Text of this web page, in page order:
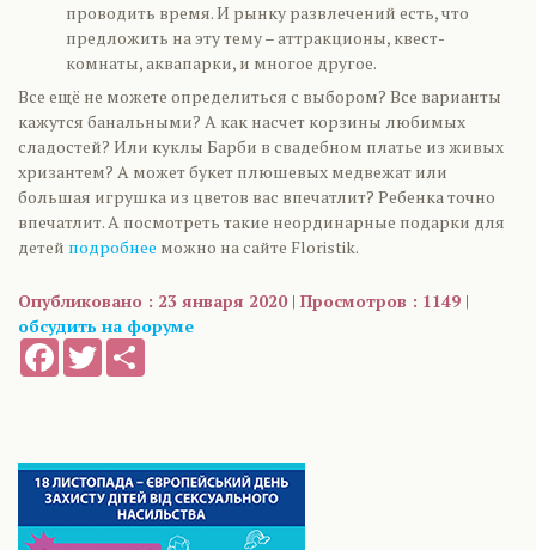
проводить время. И рынку развлечений есть, что
предложить на эту тему – аттракционы, квест-
комнаты, аквапарки, и многое другое.
Все ещё не можете определиться с выбором? Все варианты
кажутся банальными? А как насчет корзины любимых
сладостей? Или куклы Барби в свадебном платье из живых
хризантем? А может букет плюшевых медвежат или
большая игрушка из цветов вас впечатлит? Ребенка точно
впечатлит. А посмотреть такие неординарные подарки для
детей подробнее можно на сайте Floristik.
Опубликовано : 23 января 2020 | Просмотров : 1149 |
обсудить на форуме
FacebookTwitter